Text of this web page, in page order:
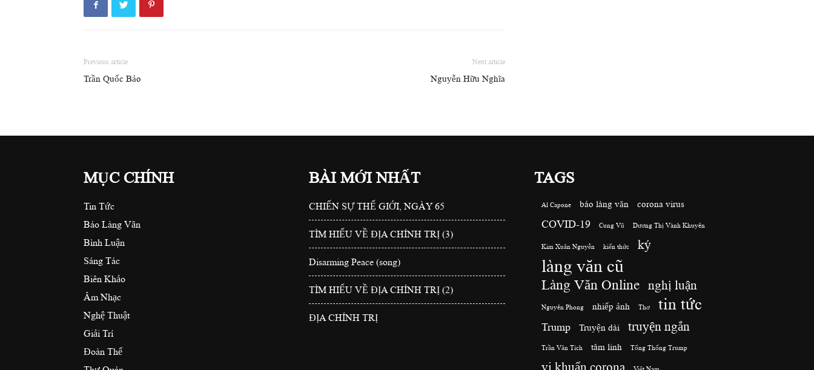
Previous article
Trần Quốc Bảo
Next article
Nguyễn Hữu Nghĩa
MỤC CHÍNH
Tin Tức
Báo Làng Văn
Bình Luận
Sáng Tác
Biên Khảo
Âm Nhạc
Nghệ Thuật
Giải Trí
Đoàn Thể
BÀI MỚI NHẤT
CHIẾN SỰ THẾ GIỚI, NGÀY 65
TÌM HIỂU VỀ ĐỊA CHÍNH TRỊ (3)
Disarming Peace (song)
TÌM HIỂU VỀ ĐỊA CHÍNH TRỊ (2)
ĐỊA CHÍNH TRỊ
TAGS
Al Capone báo làng văn corona virus
COVID-19 Cung Vũ Dương Thị Vành Khuyên
Kim Xuân Nguyễn kiến thức ký
làng văn cũ
Làng Văn Online nghị luận
Nguyên Phong nhiếp ảnh Thơ tin tức
Trump Truyện dài truyện ngắn
Trần Văn Tích tâm linh Tổng Thống Trump